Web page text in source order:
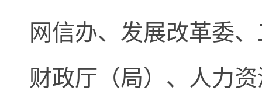
网信办、发展改革委
财政厅（局）、人力